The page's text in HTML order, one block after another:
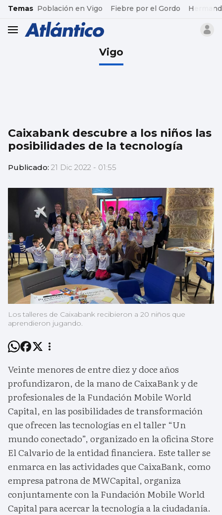
common.go-to-content
Temas Población en Vigo Fiebre por el Gordo
header.menu.open
Vigo
Caixabank descubre a los niños las
posibilidades de la tecnología
Publicado: 21 Dic 2022 - 01:55
Los talleres de Caixabank recibieron a 20 niños que
aprendieron jugando.
Veinte menores de entre diez y doce años
profundizaron, de la mano de CaixaBank y de
profesionales de la Fundación Mobile World
Capital, en las posibilidades de transformación
que ofrecen las tecnologías en el taller “Un
mundo conectado”, organizado en la oficina Store
El Calvario de la entidad financiera. Este taller se
enmarca en las actividades que CaixaBank, como
empresa patrona de MWCapital, organiza
conjuntamente con la Fundación Mobile World
Capital para acercar la tecnología a la ciudadanía.